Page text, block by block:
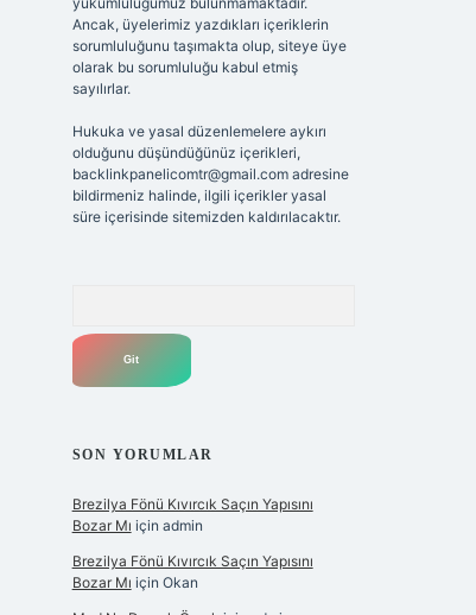
Ancak, üyelerimiz yazdıkları içeriklerin
sorumluluğunu taşımakta olup, siteye üye
olarak bu sorumluluğu kabul etmiş
sayılırlar.
Hukuka ve yasal düzenlemelere aykırı
olduğunu düşündüğünüz içerikleri,
backlinkpanelicomtr@gmail.comadresine
bildirmeniz halinde, ilgili içerikler yasal
süre içerisinde sitemizden kaldırılacaktır.
SON YORUMLAR
Brezilya Fönü Kıvırcık Saçın Yapısını
Bozar Mı için admin
Brezilya Fönü Kıvırcık Saçın Yapısını
Bozar Mı için Okan